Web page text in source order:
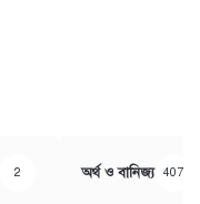
2 অর্থ ও বানিজ্য 407